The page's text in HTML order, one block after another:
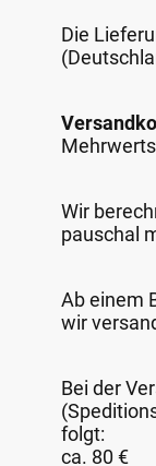
Die
Wir
pauschal
Ab einem
wir
Bei der
folgt:
ca. 80 €